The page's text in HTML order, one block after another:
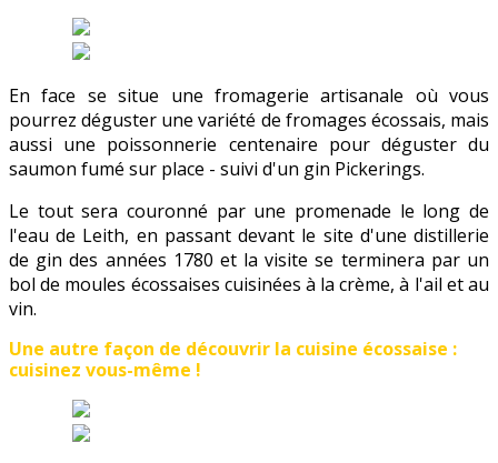
En face se situe une fromagerie artisanale où vous
pourrez déguster une variété de fromages écossais, mais
aussi une poissonnerie centenaire pour déguster du
saumon fumé sur place - suivi d'un gin Pickerings.
Le tout sera couronné par une promenade le long de
l'eau de Leith, en passant devant le site d'une distillerie
de gin des années 1780 et la visite se terminera par un
bol de moules écossaises cuisinées à la crème, à l'ail et au
vin.
Une autre façon de découvrir la cuisine écossaise :
cuisinez vous-même !